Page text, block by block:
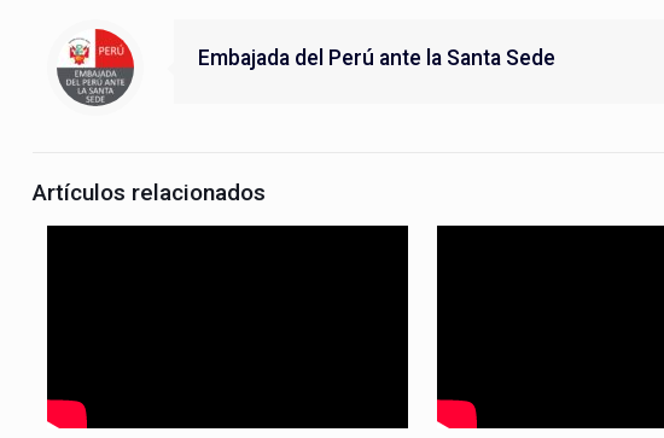
Embajada del Perú ante la Santa Sede
Artículos relacionados